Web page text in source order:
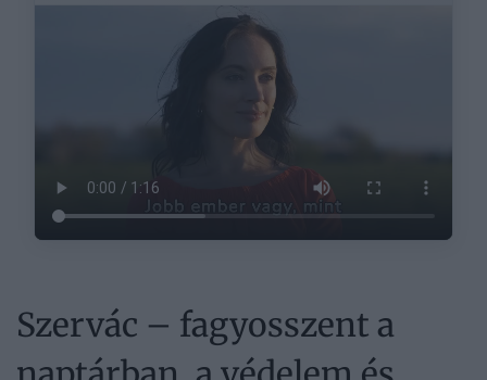
Szervác – fagyosszent a